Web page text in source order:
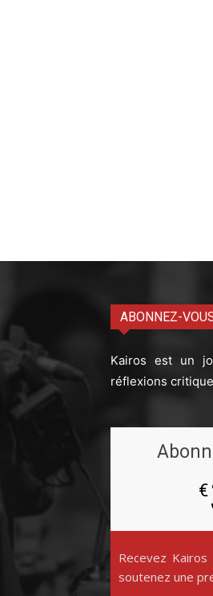
ABONNEZ-
Kairos est un
réflexions
€
Recevez
soutenez une